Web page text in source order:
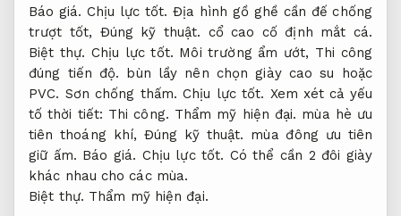
Báo giá. Chịu lực tốt. Địa hình gồ ghề cần đế chống
trượt tốt, Đúng kỹ thuật. cổ cao cố định mắt cá.
Biệt thự. Chịu lực tốt. Môi trường ẩm ướt, Thi công
đúng tiến độ. bùn lầy nên chọn giày cao su hoặc
PVC. Sơn chống thấm. Chịu lực tốt. Xem xét cả yếu
tố thời tiết: Thi công. Thẩm mỹ hiện đại. mùa hè ưu
tiên thoáng khí, Đúng kỹ thuật. mùa đông ưu tiên
giữ ấm. Báo giá. Chịu lực tốt. Có thể cần 2 đôi giày
khác nhau cho các mùa.
Biệt thự. Thẩm mỹ hiện đại.